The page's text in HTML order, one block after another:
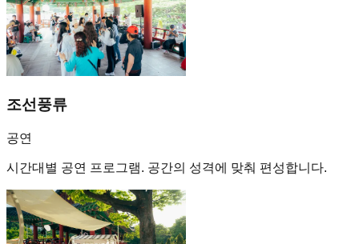
조선풍류
공연
시간대별 공연 프로그램. 공간의 성격에 맞춰 편성합니다.